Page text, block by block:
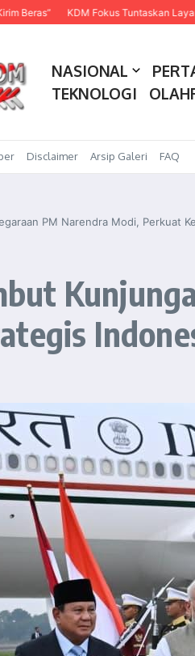
KDM Fokus Tuntaskan Layanan
NASIONAL
TEKNOLOGI
Disclaimer Arsip Galeri FAQ
PM Narendra Modi, Perkuat